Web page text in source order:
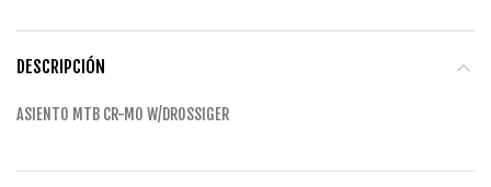
DESCRIPCIÓN
ASIENTO MTB CR-MO W/DROSSIGER